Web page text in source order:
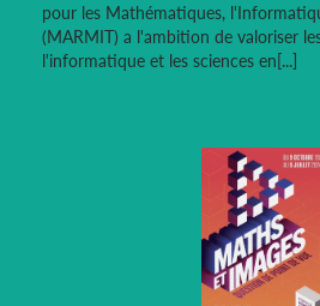
pour les Mathématiques,
(MARMIT) a l'ambition de valoriser
l'informatique et les sciences en[...]